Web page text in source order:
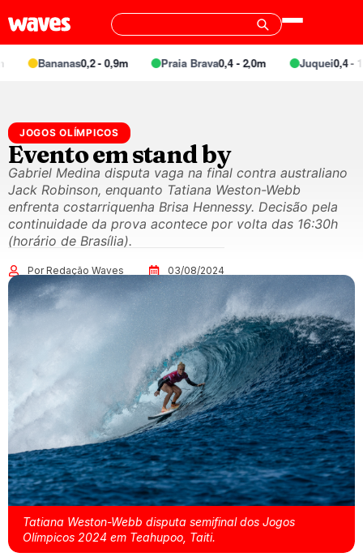
Bananas0,2 - 0,9m Praia Brava0,4 - 2,0m Juquei0,4 -
JOGOS OLÍMPICOS
Evento em stand by
Gabriel Medina disputa vaga na final contra australiano
Jack Robinson, enquanto Tatiana Weston-Webb
enfrenta costarriquenha Brisa Hennessy. Decisão pela
continuidade da prova acontece por volta das 16:30h
(horário de Brasília).
Por Redação Waves 03/08/2024
Tatiana Weston-Webb disputa semifinal dos Jogos
Olímpicos 2024 em Teahupoo, Taiti.